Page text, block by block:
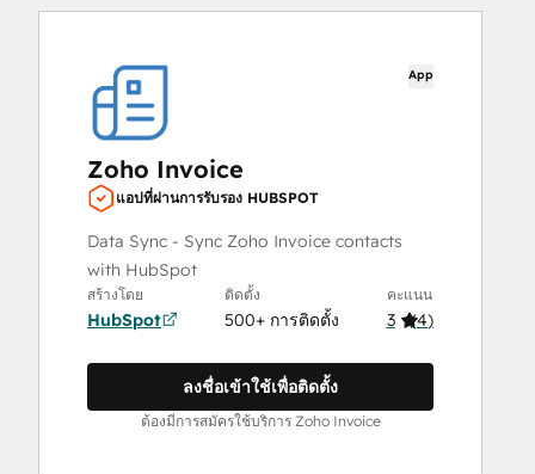
App
Zoho Invoice
แอปที่ผ่านการรับรอง HUBSPOT
Data Sync - Sync Zoho Invoice contacts
with HubSpot
สร้างโดย
HubSpot
ติดตั้ง
500+ การติดตั้ง
คะแนน
3 (4)
ลงชื่อเข้าใช้เพื่อติดตั้ง
ต้องมีการสมัครใช้บริการ Zoho Invoice